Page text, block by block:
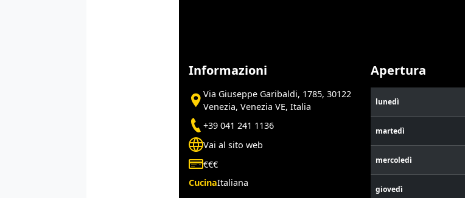
Informazioni
Via Giuseppe Garibaldi, 1785, 30122
Venezia, Venezia VE, Italia
+39 041 241 1136
Vai al sito web
€€€
CucinaItaliana
Apertura
lunedì
martedì
mercoledì
giovedì